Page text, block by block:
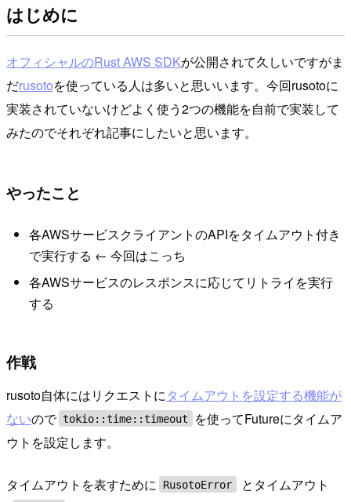
はじめに
オフィシャルのRust AWS SDKが公開されて久しいですがま
だrusotoを使っている人は多いと思いいます。今回rusotoに
実装されていないけどよく使う2つの機能を自前で実装して
みたのでそれぞれ記事にしたいと思います。
やったこと
各AWSサービスクライアントのAPIをタイムアウト付き
で実行する ← 今回はこっち
各AWSサービスのレスポンスに応じてリトライを実行
する
作戦
rusoto自体にはリクエストにタイムアウトを設定する機能が
ないので tokio::time::timeout
を使ってFutureにタイムア
ウトを設定します。
タイムアウトを表すために RusotoError
とタイムアウト